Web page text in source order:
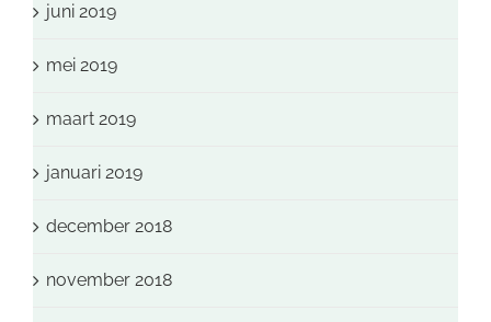
juni 2019
mei 2019
maart 2019
januari 2019
december 2018
november 2018